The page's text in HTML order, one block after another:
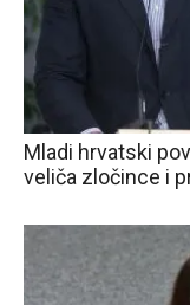
Mladi hrvatski
veliča zločince i